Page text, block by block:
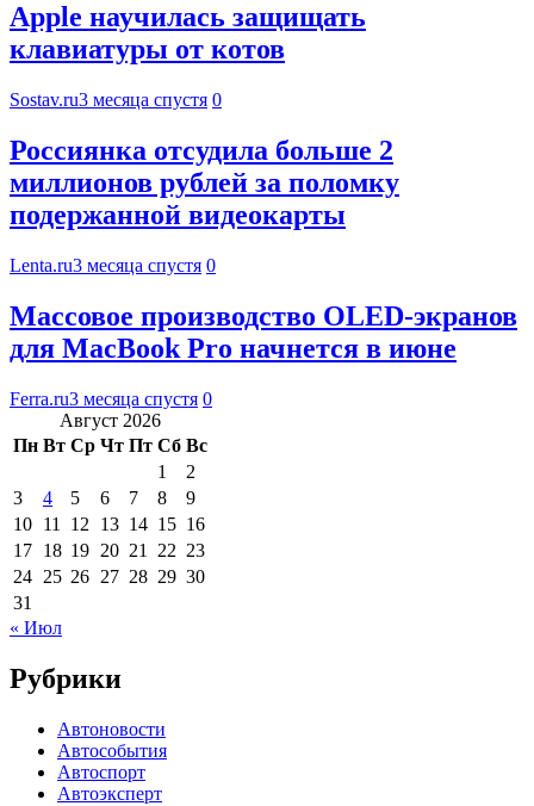
Apple научилась защищать
клавиатуры от котов
Sostav.ru3 месяца спустя 0
Россиянка отсудила больше 2
миллионов рублей за поломку
подержанной видеокарты
Lenta.ru3 месяца спустя 0
Массовое производство OLED-экранов
для MacBook Pro начнется в июне
Ferra.ru3 месяца спустя 0
Август 2026
Пн Вт Ср Чт Пт Сб Вс
1
2
3
4 5 6 7 8
9
10 11 12 13 14 15 16
17 18 19 20 21 22 23
24 25 26 27 28 29 30
31
« Июл
Рубрики
Автоновости
Автособытия
Автоспорт
Автоэксперт